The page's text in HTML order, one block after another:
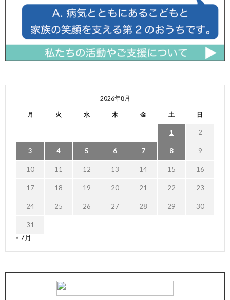
2026年8月
月 火 水 木 金 土 日
1 2
3 4 5 6 7 8 9
10 11 12 13 14 15 16
17 18 19 20 21 22 23
24 25 26 27 28 29 30
31
« 7月